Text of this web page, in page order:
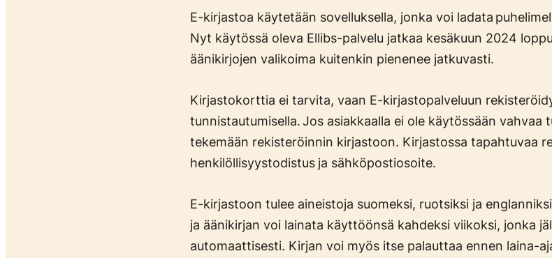
E-kirjastoa käytetään sovelluksella, jonka voi ladata
Nyt käytössä oleva Ellibs-palvelu jatkaa kesäkuun 2024
äänikirjojen valikoima kuitenkin pienenee jatkuvasti.
Kirjastokorttia ei tarvita, vaan E-kirjastopalveluun
tunnistautumisella. Jos asiakkaalla ei ole käytössään vahvaa
tekemään rekisteröinnin kirjastoon. Kirjastossa tapahtuvaa
henkilöllisyystodistus ja sähköpostiosoite.
E-kirjastoon tulee aineistoja suomeksi, ruotsiksi ja
ja äänikirjan voi lainata käyttöönsä kahdeksi viikoksi, jonka
automaattisesti. Kirjan voi myös itse palauttaa ennen laina-